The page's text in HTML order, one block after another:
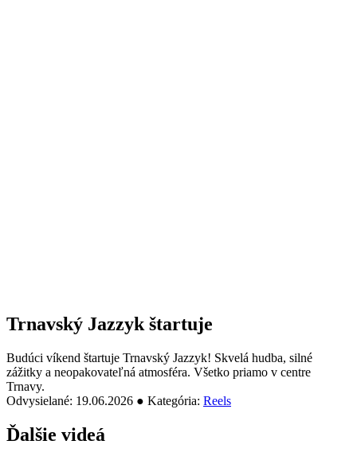
Trnavský Jazzyk štartuje
Budúci víkend štartuje Trnavský Jazzyk! Skvelá hudba, silné
zážitky a neopakovateľná atmosféra. Všetko priamo v centre
Trnavy.
Odvysielané: 19.06.2026 ● Kategória: Reels
Ďalšie videá